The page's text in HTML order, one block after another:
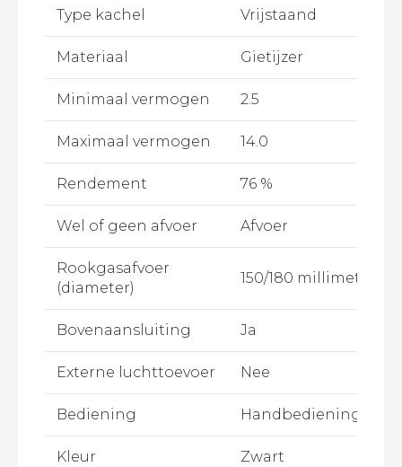
Type kachel Vrijstaand
Materiaal Gietijzer
Minimaal vermogen 2.5
Maximaal vermogen 14.0
Rendement 76 %
Wel of geen afvoer Afvoer
Rookgasafvoer
(diameter)
150/180 millimeter
Bovenaansluiting Ja
Externe luchttoevoer Nee
Bediening Handbediening
Kleur Zwart